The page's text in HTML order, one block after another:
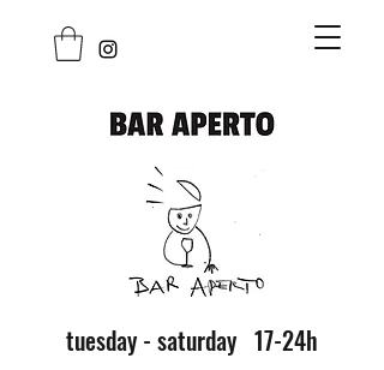
tuesday - saturday 17-24h